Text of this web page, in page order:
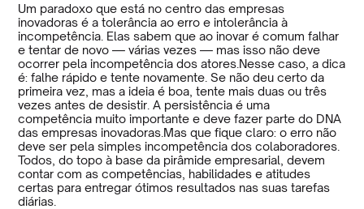
Um paradoxo que está no centro das empresas
inovadoras é a tolerância ao erro e intolerância à
incompetência. Elas sabem que ao inovar é comum falhar
e tentar de novo — várias vezes — mas isso não deve
ocorrer pela incompetência dos atores.Nesse caso, a dica
é: falhe rápido e tente novamente. Se não deu certo da
primeira vez, mas a ideia é boa, tente mais duas ou três
vezes antes de desistir. A persistência é uma
competência muito importante e deve fazer parte do DNA
das empresas inovadoras.Mas que fique claro: o erro não
deve ser pela simples incompetência dos colaboradores.
Todos, do topo à base da pirâmide empresarial, devem
contar com as competências, habilidades e atitudes
certas para entregar ótimos resultados nas suas tarefas
diárias.